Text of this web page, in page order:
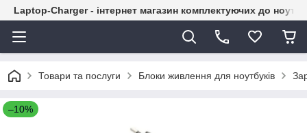
Laptop-Charger - інтернет магазин комплектуючих до
Товари та послуги Блоки живлення для ноутбуків
–10%